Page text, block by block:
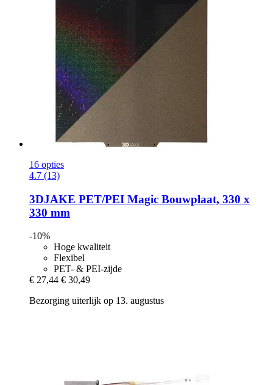
16 opties
4.7 (13)
3DJAKE PET/PEI Magic Bouwplaat, 330 x
330 mm
-10%
Hoge kwaliteit
Flexibel
PET- & PEI-zijde
€ 27,44 € 30,49
Bezorging uiterlijk op 13. augustus